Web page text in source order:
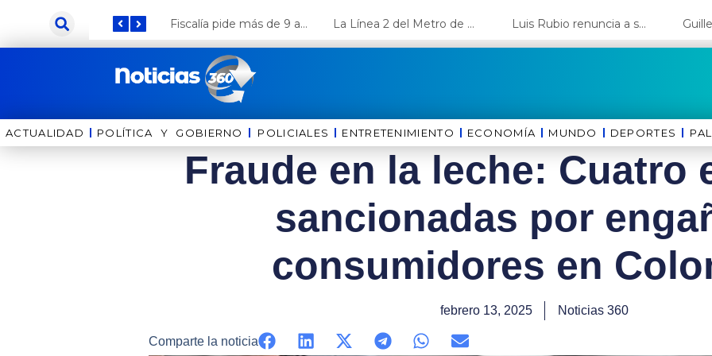
contenido
Fiscalía pide más de 9 años de cárcel para el diputado de oposición Harvey Colchado La Línea 2 del Metro de Lima y el Ramal 4 alcanzan un avance del 80% Luis Rubio renuncia a su candidatura a Lima y deja el camino libre a López Aliaga
ACTUALIDAD POLÍTICA Y GOBIERNO ⁠⁠POLICIALES ENTRETENIMIENTO ECONOMÍA MUNDO DEPORTES
Fraude en la leche: Cuatro
sancionadas por
consumidores en
febrero 13, 2025 Noticias 360
Comparte la noticia